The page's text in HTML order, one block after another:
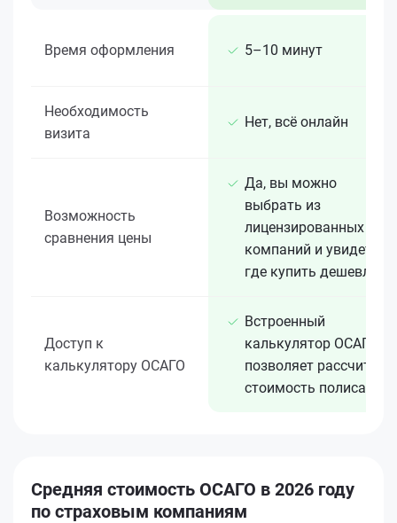
Время оформления 5–10 минут
Необходимость
визита
Нет, всё онлайн
Возможность
сравнения цены
Да, вы можно
выбрать из
лицензированных 15+
компаний и увидеть,
где купить дешевле
Доступ к
калькулятору ОСАГО
Встроенный
калькулятор ОСАГО
позволяет рассчитать
стоимость полиса
Средняя стоимость ОСАГО в 2026 году
по страховым компаниям